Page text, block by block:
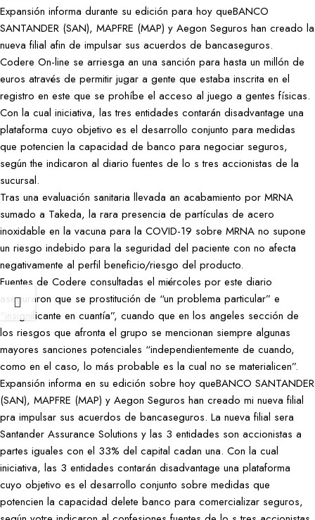
Expansión informa durante su edición para hoy queBANCO
SANTANDER (SAN), MAPFRE (MAP) y Aegon Seguros han creado la
nueva filial afin de impulsar sus acuerdos de bancaseguros.
Codere On-line se arriesga an una sanción para hasta un millón de
euros através de permitir jugar a gente que estaba inscrita en el
registro en este que se prohíbe el acceso al juego a gentes físicas.
Con la cual iniciativa, las tres entidades contarán disadvantage una
plataforma cuyo objetivo es el desarrollo conjunto para medidas
que potencien la capacidad de banco para negociar seguros,
según the indicaron al diario fuentes de lo s tres accionistas de la
sucursal.
Tras una evaluación sanitaria llevada an acabamiento por MRNA
sumado a Takeda, la rara presencia de partículas de acero
inoxidable en la vacuna para la COVID-19 sobre MRNA no supone
un riesgo indebido para la seguridad del paciente con no afecta
negativamente al perfil beneficio/riesgo del producto.
Fuentes de Codere consultadas el miércoles por este diario
aseguraron que se prostitución de “un problema particular” e
“insignificante en cuantía”, cuando que en los angeles sección de
los riesgos que afronta el grupo se mencionan siempre algunas
mayores sanciones potenciales “independientemente de cuando,
como en el caso, lo más probable es la cual no se materialicen”.
Expansión informa en su edición sobre hoy queBANCO SANTANDER
(SAN), MAPFRE (MAP) y Aegon Seguros han creado mi nueva filial
pra impulsar sus acuerdos de bancaseguros. La nueva filial sera
Santander Assurance Solutions y las 3 entidades son accionistas a
partes iguales con el 33% del capital cadan una. Con la cual
iniciativa, las 3 entidades contarán disadvantage una plataforma
cuyo objetivo es el desarrollo conjunto sobre medidas que
potencien la capacidad delete banco para comercializar seguros,